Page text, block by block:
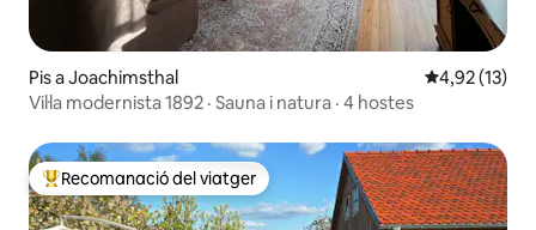
Pis a Joachimsthal 4,92 de
4,92 (13)
Vil·la modernista 1892 · Sauna i natura · 4 hostes
Principals recomanacions dels viatgers
Recomanació del viatger